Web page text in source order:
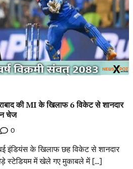
की MI के खिलाफ 6 विकेट से शानदार
चेज
0
इंडियंस के खिलाफ छह विकेट से शानदार
स्टेडियम में खेले गए मुकाबले में […]